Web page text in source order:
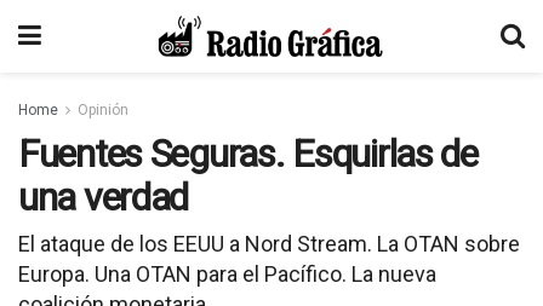
Home Opinión
Fuentes Seguras. Esquirlas de
una verdad
El ataque de los EEUU a Nord Stream. La OTAN sobre
Europa. Una OTAN para el Pacífico. La nueva